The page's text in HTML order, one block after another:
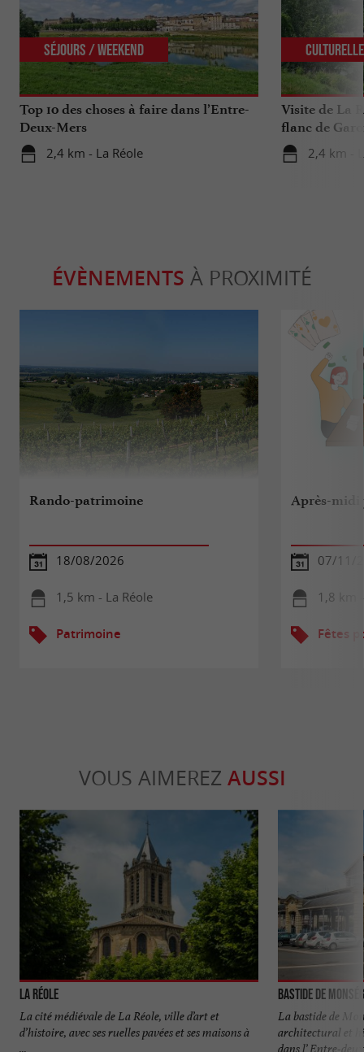
Top 10 des choses à faire dans l’Entre-
Deux-Mers
2,4 km - La Réole
Séjours / Weekend
Visite de La
flanc de
2,4 km -
Culturelle
ÉVÈNEMENTS À PROXIMITÉ
Rando-patrimoine
18/08/2026
1,5 km - La Réole
Patrimoine
Après-midi
07/11/
1,8 km
Fêtes
VOUS AIMEREZ AUSSI
La Réole
La cité médiévale de La Réole, ville d’art et
d’histoire, avec ses ruelles pavées et ses maisons à
...
Bastide de
La bastide de
architectural et
dans l’ Entre-